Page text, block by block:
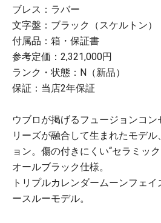
ブレス：ラバー
文字盤：ブラック（スケルトン）
付属品：箱・保証書
参考定価：2,321,000円
ランク・状態：N（新品）
保証：当店2年保証
ウブロが掲げるフュージョンコ
リーズが融合して生まれたモデ
ョン。傷の付きにくい“セラミッ
オールブラック仕様。
トリプルカレンダームーンフェ
ースルーモデル。